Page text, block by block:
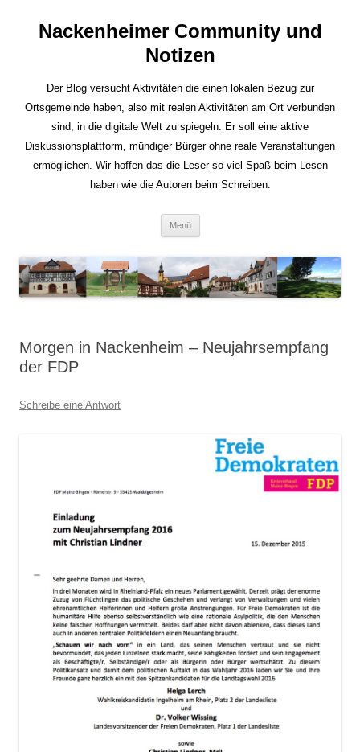
Nackenheimer Community und
Notizen
Der Blog versucht Aktivitäten die einen lokalen Bezug zur
Ortsgemeinde haben, also mit realen Aktivitäten am Ort verbunden
sind, in die digitale Welt zu spiegeln. Er soll eine aktive
Diskussionsplattform, mündiger Bürger ohne reale Veranstaltungen
ermöglichen. Wir hoffen das die Leser so viel Spaß beim Lesen
haben wie die Autoren beim Schreiben.
Menü
Morgen in Nackenheim – Neujahrsempfang
der FDP
Schreibe eine Antwort